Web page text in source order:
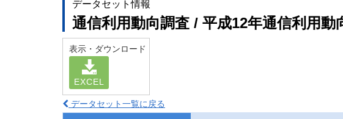
データセット情報
通信利用動向調査 / 平成12年通信利用動
表示・ダウンロード
EXCEL
データセット一覧に戻る